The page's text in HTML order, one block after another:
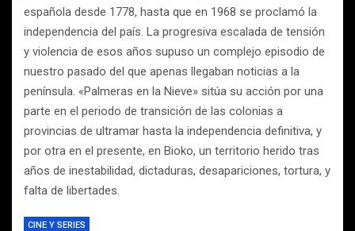
española desde 1778, hasta que en 1968 se proclamó la
independencia del país. La progresiva escalada de tensión
y violencia de esos años supuso un complejo episodio de
nuestro pasado del que apenas llegaban noticias a la
península. «Palmeras en la Nieve» sitúa su acción por una
parte en el periodo de transición de las colonias a
provincias de ultramar hasta la independencia definitiva, y
por otra en el presente, en Bioko, un territorio herido tras
años de inestabilidad, dictaduras, desapariciones, tortura, y
falta de libertades.
CINE Y SERIES